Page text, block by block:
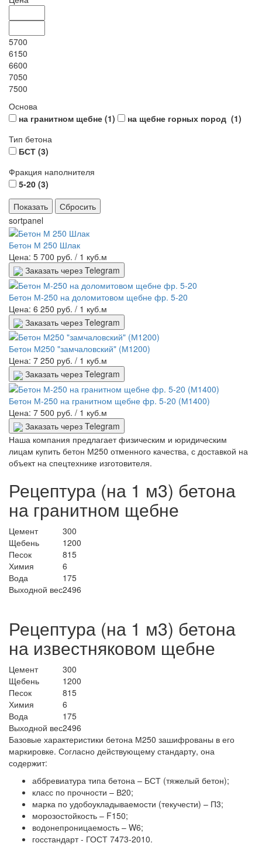
5700
6150
6600
7050
7500
Основа
на гранитном щебне (1) на щебне горных пород (1)
Тип бетона
БСТ (3)
Фракция наполнителя
5-20 (3)
sortpanel
Бетон М 250 Шлак
Цена: 5 700 руб. / 1 куб.м
Заказать через Telegram
Бетон М-250 на доломитовом щебне фр. 5-20
Цена: 6 250 руб. / 1 куб.м
Заказать через Telegram
Бетон М250 "замчаловский" (М1200)
Цена: 7 250 руб. / 1 куб.м
Заказать через Telegram
Бетон М-250 на гранитном щебне фр. 5-20 (М1400)
Цена: 7 500 руб. / 1 куб.м
Заказать через Telegram
Наша компания предлагает физическим и юридическим
лицам купить бетон М250 отменного качества, с доставкой на
объект на спецтехнике изготовителя.
Рецептура (на 1 м3) бетона
на гранитном щебне
Цемент
300
Щебень
1200
Песок
815
Химия
6
Вода
175
Выходной вес2496
Рецептура (на 1 м3) бетона
на известняковом щебне
Цемент
300
Щебень
1200
Песок
815
Химия
6
Вода
175
Выходной вес2496
Базовые характеристики бетона М250 зашифрованы в его
маркировке. Согласно действующему стандарту, она
содержит:
аббревиатура типа бетона – БСТ (тяжелый бетон);
класс по прочности – В20;
марка по удобоукладываемости (текучести) – П3;
морозостойкость – F150;
водонепроницаемость – W6;
госстандарт - ГОСТ 7473-2010.